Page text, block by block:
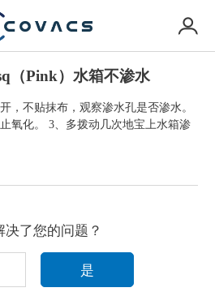
（Pink）水箱不渗水
，不贴抹布，观察渗水孔是否渗水。
氧化。 3、多拨动几次地宝上水箱渗
决了您的问题？
是